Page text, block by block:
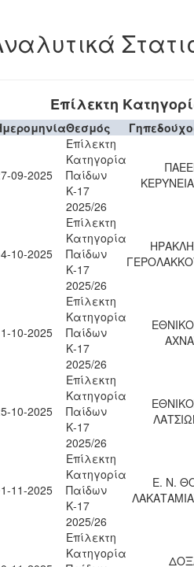
Επίλεκτη
Θεσμός
09-2025
Επίλεκτη
Κατηγορία
Παίδων
Κ-17
2025/26
10-2025
Επίλεκτη
Κατηγορία
Παίδων
Κ-17
2025/26
10-2025
Επίλεκτη
Κατηγορία
Παίδων
Κ-17
2025/26
10-2025
Επίλεκτη
Κατηγορία
Παίδων
Κ-17
2025/26
11-2025
Επίλεκτη
Κατηγορία
Παίδων
Κ-17
2025/26
Ε. Ν.
Επίλεκτη
Κατηγορία